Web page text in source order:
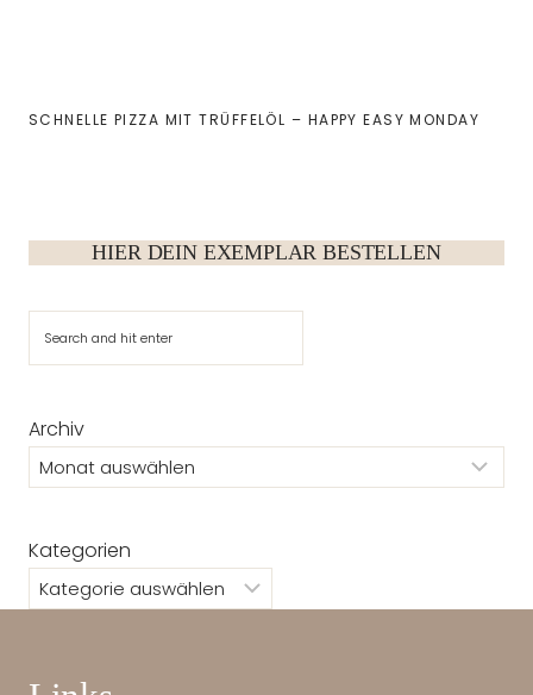
SCHNELLE PIZZA MIT TRÜFFELÖL – HAPPY EASY MONDAY
HIER DEIN EXEMPLAR BESTELLEN
Archiv
Kategorien